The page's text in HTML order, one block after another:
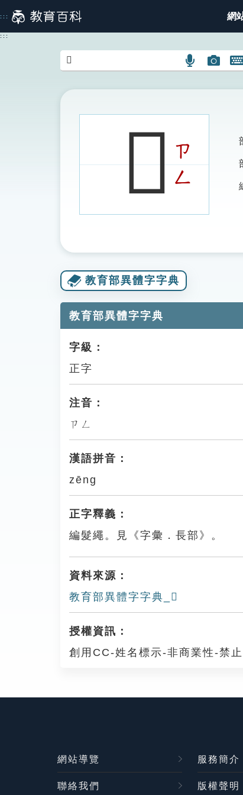
到
主
::: 網
:::
語
搜
圖
圖
搜
𨲯ㄗ
ㄥ
教育部異體字字典
教育部異體字字典
字級：
正字
注音：
ㄗㄥ
漢語拼音：
zēng
正字釋義：
編髮繩。見《字彙．長部》。
資料來源：
教育部異體字字典_𨲯
授權資訊：
創用CC-姓名標示-非商業性-禁
網站導覽 服務簡介
聯絡我們 版權聲明